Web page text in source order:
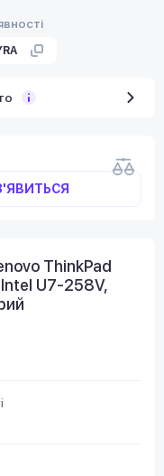
ThinkPad
U7-258V,